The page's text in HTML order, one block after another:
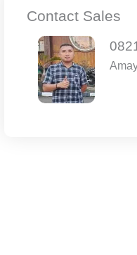
Contact Sales